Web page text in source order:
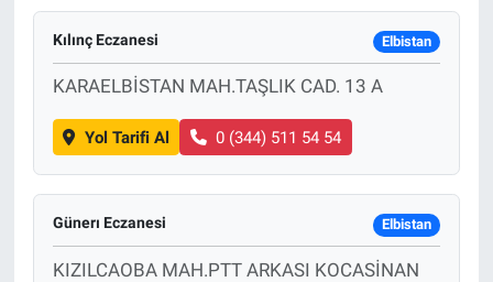
Kılınç Eczanesi Elbistan
KARAELBİSTAN MAH.TAŞLIK CAD. 13 A
Yol Tarifi Al 0 (344) 511 54 54
Günerı Eczanesi Elbistan
KIZILCAOBA MAH.PTT ARKASI KOCASİNAN